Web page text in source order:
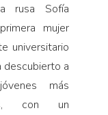
rusa Sofía
mujer
universitario
descubierto a
más
con un